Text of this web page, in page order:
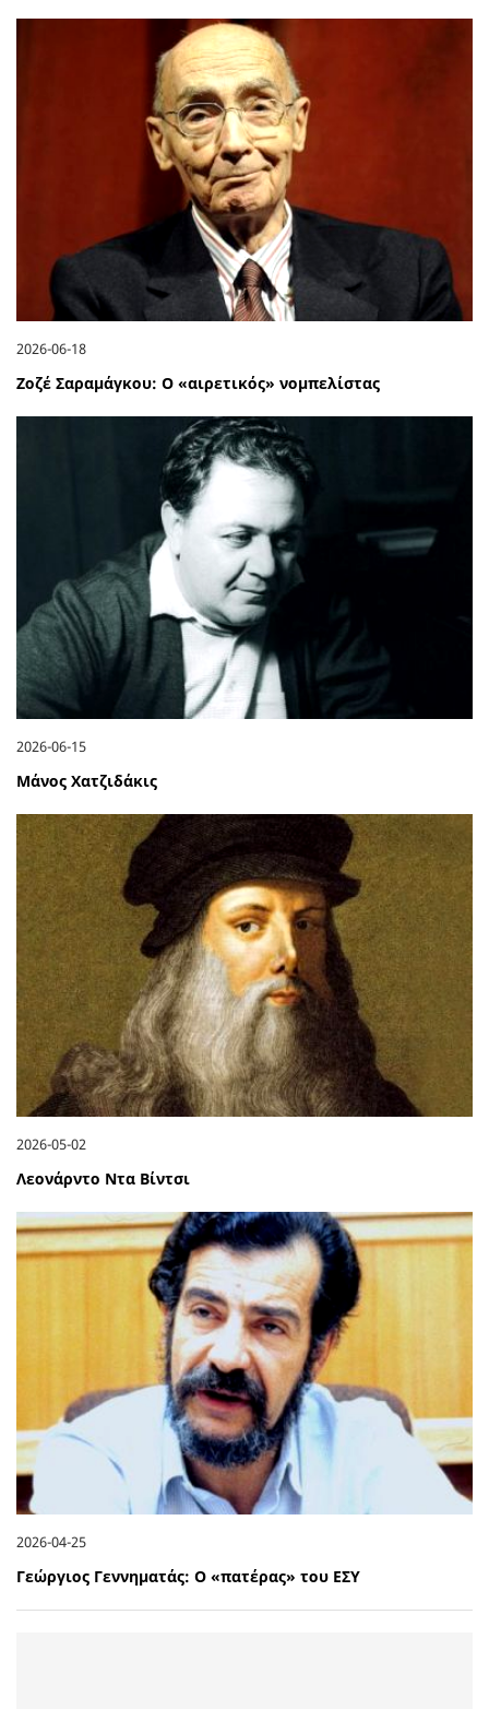
2026-06-18
Ζοζέ Σαραμάγκου: Ο «αιρετικός» νομπελίστας
2026-06-15
Μάνος Χατζιδάκις
2026-05-02
Λεονάρντο Ντα Βίντσι
2026-04-25
Γεώργιος Γεννηματάς: Ο «πατέρας» του ΕΣΥ